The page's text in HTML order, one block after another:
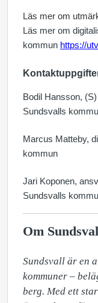
Läs mer om
Läs mer om
kommun https://
Bodil Hansson,
Sundsvalls
Marcus Matteby,
kommun
Jari Koponen,
Sundsvalls
Om
Sundsvall är en
kommuner –
berg. Med ett